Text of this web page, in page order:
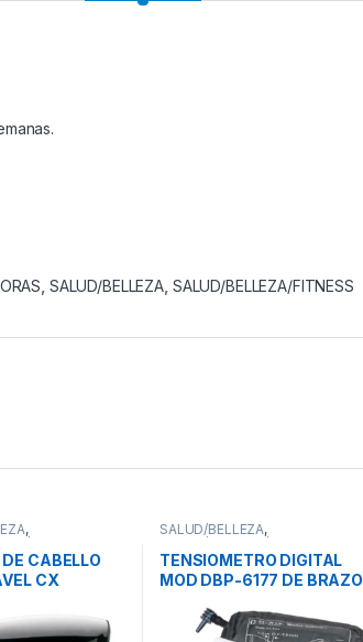
SALUD/BELLEZA SALUD/BELLEZA/FITNESS
,
FITNESS
DE CABELLOS
CABELLO
CX
SALUD/BELLEZA,
SALUD/BELLEZA/FITNESS
TENSIOMETROS
TENSIOMETRO DIGITAL
MOD DBP-6177 DE BRAZO